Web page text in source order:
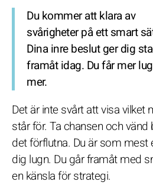
Du kommer att klara av
svårigheter på ett smart
Dina inre beslut ger dig
framåt idag. Du får mer
mer.
Det är inte svårt att visa vilket
står för. Ta chansen och vänd
det förflutna. Du är som mest
dig lugn. Du går framåt med
en känsla för strategi.